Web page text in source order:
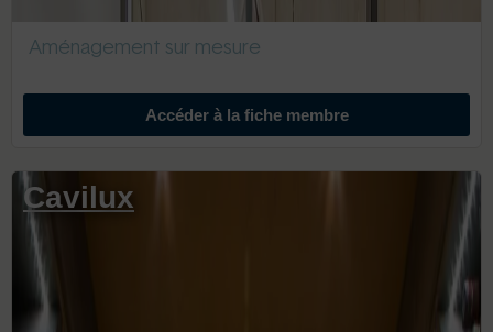
Aménagement sur mesure
Accéder à la fiche membre
Cavilux